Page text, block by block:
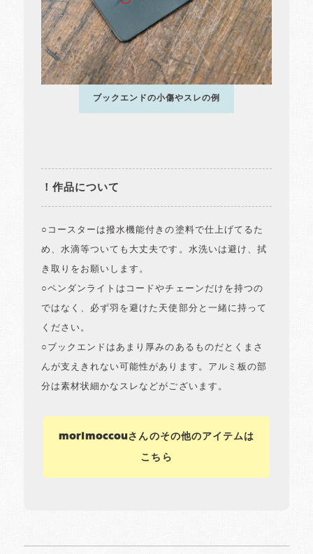
ブックエンドの小傷やスレの例
！作品について
○コースターは撥水機能付きの塗料で仕上げてるた
め、水滴等ついても大丈夫です。水洗いは避け、拭
き取りをお願いします。
○ペンダンライトはコードやチェーンだけを持つの
ではなく、必ず羽を避けた天使部分と一緒に持って
ください。
○ブックエンドはあまり厚みのあるものだとくまさ
んが支えきれない可能性があります。アルミ板の部
分は素材状細かなスレなどがございます。
morimoccouさんのその他のアイテムは
こちら